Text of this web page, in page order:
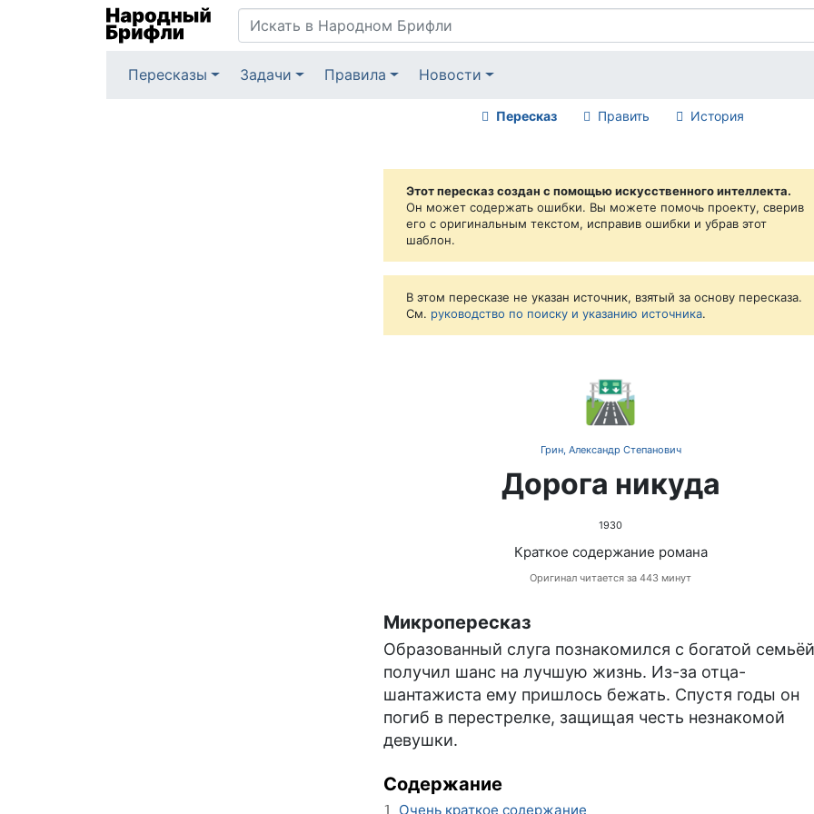
Пересказы Задачи Правила Новости
Пересказ Править История
Этот пересказ создан с помощью искусственного интеллекта.
Он может содержать ошибки. Вы можете помочь проекту, сверив
его с оригинальным текстом, исправив ошибки и убрав этот
шаблон.
В этом пересказе не указан источник, взятый за основу пересказа.
См. руководство по поиску и указанию источника.
🛣️
Грин, Александр Степанович
Дорога никуда
1930
Краткое содержание романа
Оригинал читается за 443 минут
Микропересказ
Образованный слуга познакомился с богатой
получил шанс на лучшую жизнь. Из-за отца-
шантажиста ему пришлось бежать. Спустя годы он
погиб в перестрелке, защищая честь незнакомой
девушки.
Содержание
1 Очень краткое содержание